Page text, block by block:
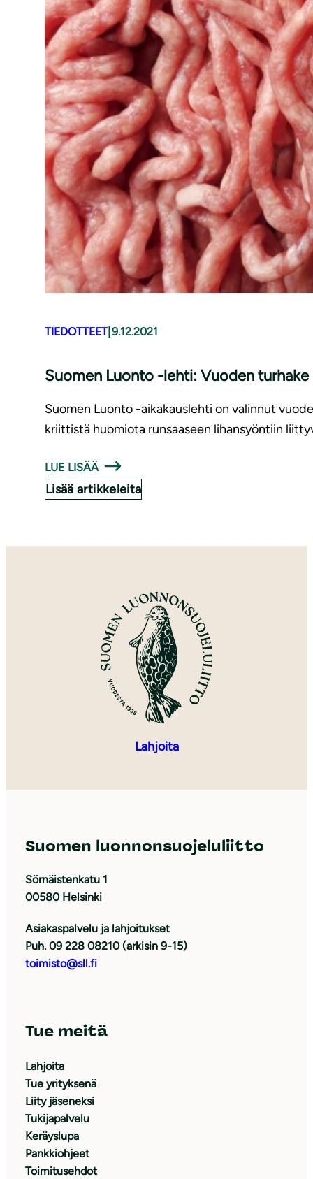
TIEDOTTEET|9.12.2021
Suomen Luonto -lehti: Vuoden turhake
Suomen Luonto -aikakauslehti on valinnut
kriittistä huomiota runsaaseen lihansyöntiin
LUE LISÄÄ
Lisää artikkeleita
Lahjoita
Suomen luonnonsuojeluliitto
Sörnäistenkatu 1
00580 Helsinki
Asiakaspalvelu ja lahjoitukset
Puh. 09 228 08210 (arkisin 9-15)
toimisto@sll.fi
Tue meitä
Lahjoita
Tue yrityksenä
Liity jäseneksi
Tukijapalvelu
Keräyslupa
Pankkiohjeet
Toimitusehdot